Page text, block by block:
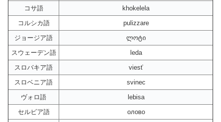
コサ語
khokelela
コルシカ語
pulizzare
ジョージア語
ლოტი
スウェーデン語
leda
スロバキア語
viesť
スロベニア語
svinec
ヴォロ語
lebisa
セルビア語
олово